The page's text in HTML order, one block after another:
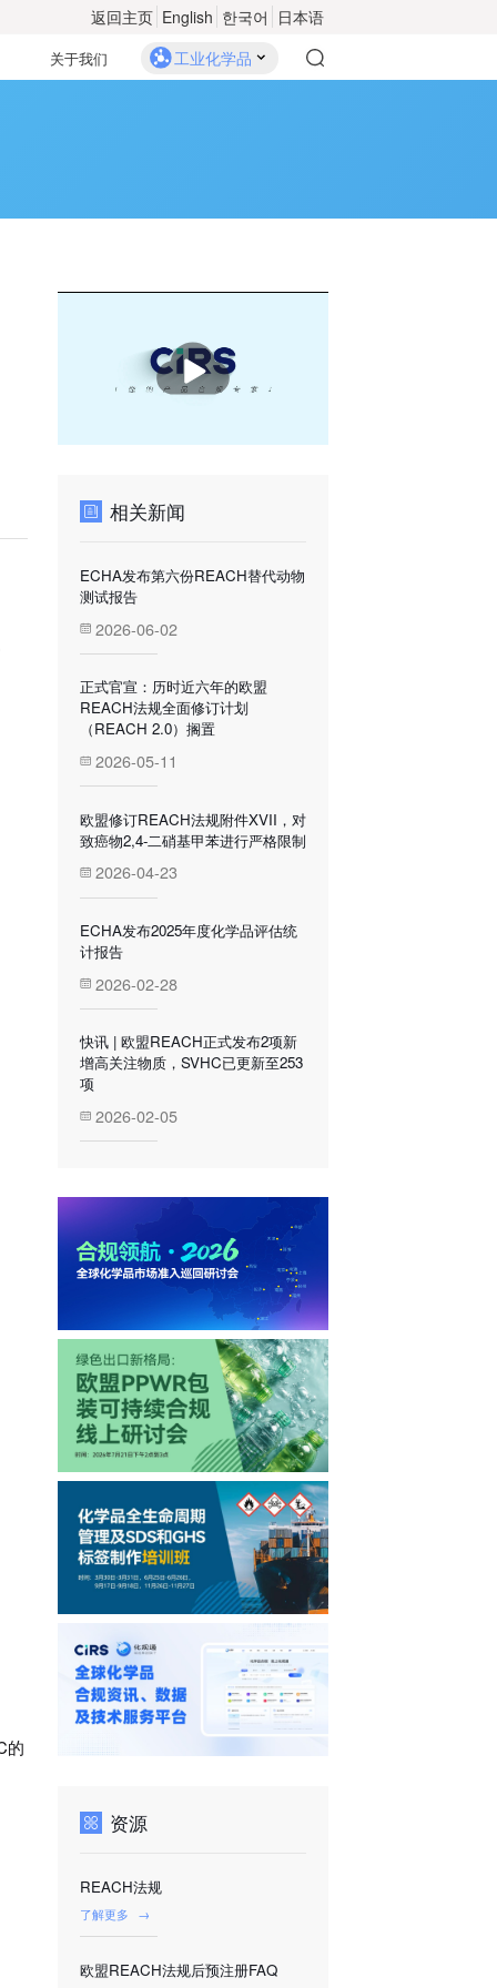
返回主页 English 한국어 日本语
关于我们 工业化学品
的
播
放
相关新闻
ECHA发布第六份REACH替代动物
测试报告
2026-06-02
正式官宣：历时近六年的欧盟
REACH法规全面修订计划
（REACH 2.0）搁置
2026-05-11
欧盟修订REACH法规附件XVII，对
致癌物2,4-二硝基甲苯进行严格限制
2026-04-23
ECHA发布2025年度化学品评估统
计报告
2026-02-28
快讯 | 欧盟REACH正式发布2项新
增高关注物质，SVHC已更新至253
项
2026-02-05
资源
REACH法规
了解更多 →
欧盟REACH法规后预注册FAQ